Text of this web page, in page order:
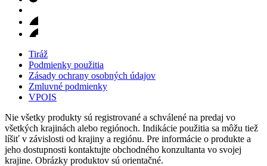
Tiráž
Podmienky použitia
Zásady ochrany osobných údajov
Zmluvné podmienky
VPOIS
Nie všetky produkty sú registrované a schválené na predaj vo
všetkých krajinách alebo regiónoch. Indikácie použitia sa môžu tiež
líšiť v závislosti od krajiny a regiónu. Pre informácie o produkte a
jeho dostupnosti kontaktujte obchodného konzultanta vo svojej
krajine. Obrázky produktov sú orientačné.